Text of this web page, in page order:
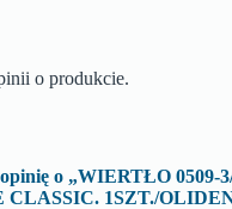
o produkcie.
o „WIERTŁO 0509-
1SZT./